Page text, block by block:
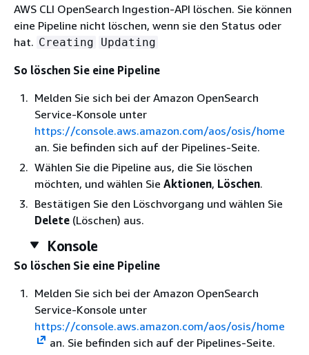
AWS CLI OpenSearch Ingestion-API löschen. Sie können
eine Pipeline nicht löschen, wenn sie den Status oder
hat. Creating Updating
So löschen Sie eine Pipeline
Melden Sie sich bei der Amazon OpenSearch
Service-Konsole unter
https://console.aws.amazon.com/aos/osis/home
an. Sie befinden sich auf der Pipelines-Seite.
Wählen Sie die Pipeline aus, die Sie löschen
möchten, und wählen Sie Aktionen, Löschen.
Bestätigen Sie den Löschvorgang und wählen Sie
Delete (Löschen) aus.
Konsole
So löschen Sie eine Pipeline
Melden Sie sich bei der Amazon OpenSearch
Service-Konsole unter
https://console.aws.amazon.com/aos/osis/home
an. Sie befinden sich auf der Pipelines-Seite.